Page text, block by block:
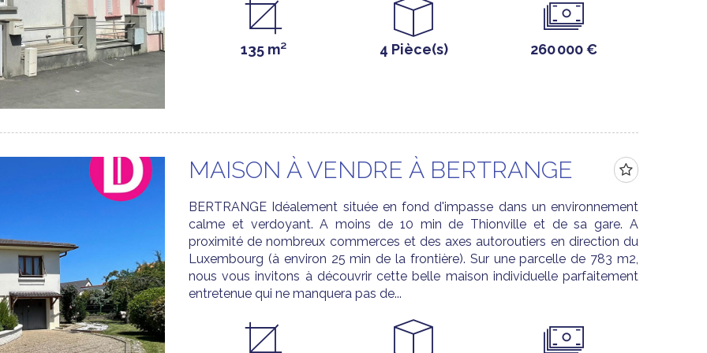
135 m² 4 Pièce(s) 260 000 €
MAISON À VENDRE À BERTRANGE
BERTRANGE Idéalement située en fond d'impasse dans un environnement
calme et verdoyant. A moins de 10 min de Thionville et de sa gare. A
proximité de nombreux commerces et des axes autoroutiers en direction du
Luxembourg (à environ 25 min de la frontière). Sur une parcelle de 783 m2,
nous vous invitons à découvrir cette belle maison individuelle parfaitement
entretenue qui ne manquera pas de...